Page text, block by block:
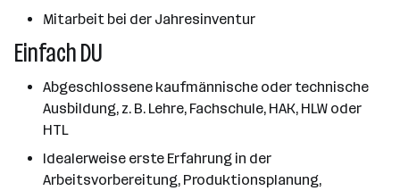
Mitarbeit bei der Jahresinventur
Einfach DU
Abgeschlossene kaufmännische oder technische
Ausbildung, z. B. Lehre, Fachschule, HAK, HLW oder
HTL
Idealerweise erste Erfahrung in der
Arbeitsvorbereitung, Produktionsplanung,